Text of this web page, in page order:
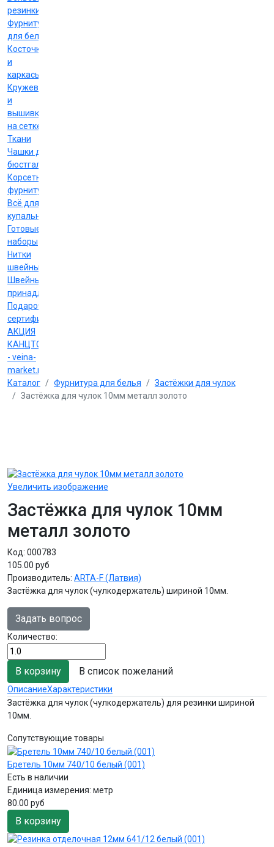
резинки
Фурнитура
для белья
Косточки
и
каркасы
Кружево
и
вышивка
на сетке
Ткани
Чашки для
бюстгальтеров
Корсетная
фурнитура
Всё для
купальников
Готовые
наборы
Нитки
швейные
Швейные
принадлежности
Подарочные
сертификаты
АКЦИЯ
КАНЦТОВАРЫ
- veina-
market.ru
Каталог
Фурнитура для белья
Застёжки для чулок
Застёжка для чулок 10мм металл золото
Увеличить изображение
Застёжка для чулок 10мм
металл золото
Код: 000783
105.00 руб
Производитель: ARTA-F (Латвия)
Застёжка для чулок (чулкодержатель) шириной 10мм.
Задать вопрос
Количество:
В список пожеланий
ОписаниеХарактеристики
Застёжка для чулок (чулкодержатель) для резинки шириной
10мм.
Сопутствующие товары
Бретель 10мм 740/10 белый (001)
Есть в наличии
Единица измерения: метр
80.00 руб
В корзину